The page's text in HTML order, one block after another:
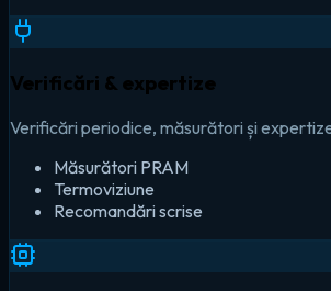
Verificări & expertize
Verificări periodice, măsurători și
Măsurători PRAM
Termoviziune
Recomandări scrise